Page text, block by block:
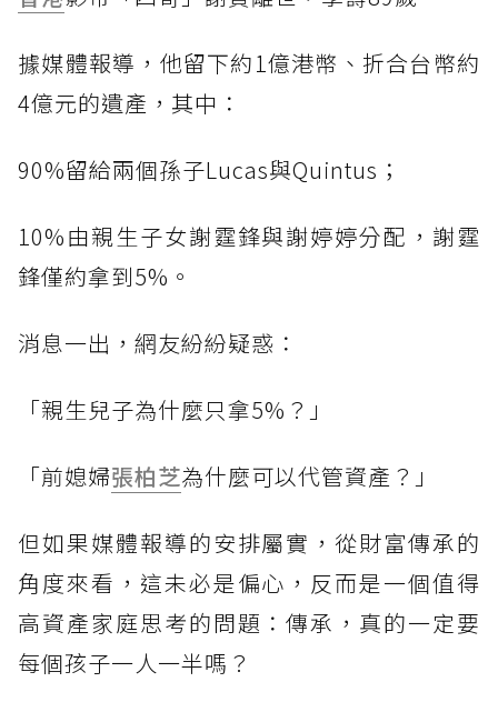
據媒體報導，他留下約1億港幣、折合台幣約
4億元的遺產，其中：
90%留給兩個孫子Lucas與Quintus；
10%由親生子女謝霆鋒與謝婷婷分配，謝霆
鋒僅約拿到5%。
消息一出，網友紛紛疑惑：
「親生兒子為什麼只拿5%？」
「前媳婦張柏芝為什麼可以代管資產？」
但如果媒體報導的安排屬實，從財富傳承的
角度來看，這未必是偏心，反而是一個值得
高資產家庭思考的問題：傳承，真的一定要
每個孩子一人一半嗎？